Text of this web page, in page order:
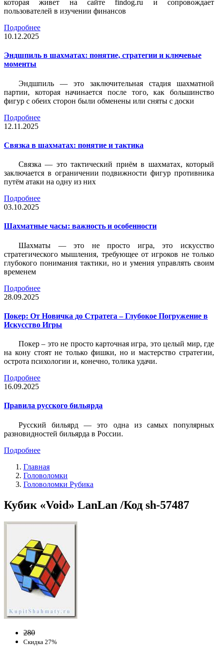
которая живет на сайте findog.ru и сопровождает
пользователей в изучении финансов
Подробнее
10.12.2025
Эндшпиль в шахматах: понятие, стратегии и ключевые
моменты
Эндшпиль — это заключительная стадия шахматной
партии, которая начинается после того, как большинство
фигур с обеих сторон были обменены или сняты с доски
Подробнее
12.11.2025
Связка в шахматах: понятие и тактика
Связка — это тактический приём в шахматах, который
заключается в ограничении подвижности фигур противника
путём атаки на одну из них
Подробнее
03.10.2025
Шахматные часы: важность и особенности
Шахматы — это не просто игра, это искусство
стратегического мышления, требующее от игроков не только
глубокого понимания тактики, но и умения управлять своим
временем
Подробнее
28.09.2025
Покер: От Новичка до Стратега – Глубокое Погружение в
Искусство Игры
Покер – это не просто карточная игра, это целый мир, где
на кону стоят не только фишки, но и мастерство стратегии,
острота психологии и, конечно, толика удачи.
Подробнее
16.09.2025
Правила русского бильярда
Русский бильярд — это одна из самых популярных
разновидностей бильярда в России.
Подробнее
Главная
Головоломки
Головоломки Рубика
Кубик «Void» LanLan /Код sh-57487
280
Скидка 27%